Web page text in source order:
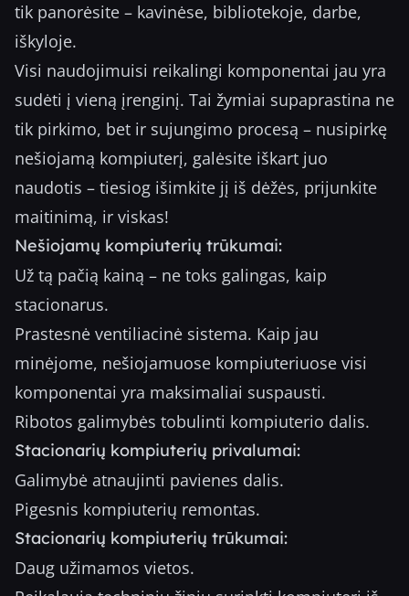
tik panorėsite – kavinėse, bibliotekoje, darbe,
iškyloje.
Visi naudojimuisi reikalingi komponentai jau yra
sudėti į vieną įrenginį. Tai žymiai supaprastina ne
tik pirkimo, bet ir sujungimo procesą – nusipirkę
nešiojamą kompiuterį, galėsite iškart juo
naudotis – tiesiog išimkite jį iš dėžės, prijunkite
maitinimą, ir viskas!
Nešiojamų kompiuterių trūkumai:
Už tą pačią kainą – ne toks galingas, kaip
stacionarus.
Prastesnė ventiliacinė sistema. Kaip jau
minėjome, nešiojamuose kompiuteriuose visi
komponentai yra maksimaliai suspausti.
Ribotos galimybės tobulinti kompiuterio dalis.
Stacionarių kompiuterių privalumai:
Galimybė atnaujinti pavienes dalis.
Pigesnis kompiuterių remontas.
Stacionarių kompiuterių trūkumai:
Daug užimamos vietos.